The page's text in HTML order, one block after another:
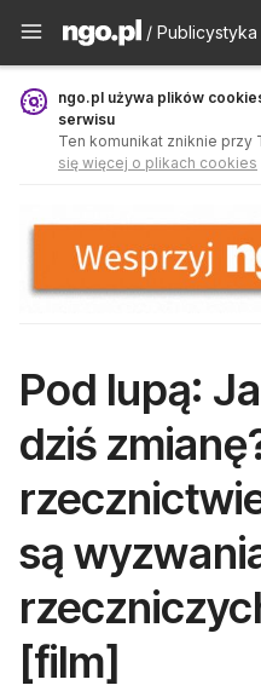
Publicystyka -
/ Publicystyka
ngo.pl używa plików
serwisu
Ten komunikat zniknie przy
się więcej o plikach cookies
Pod lupą:
dziś
są
[film]